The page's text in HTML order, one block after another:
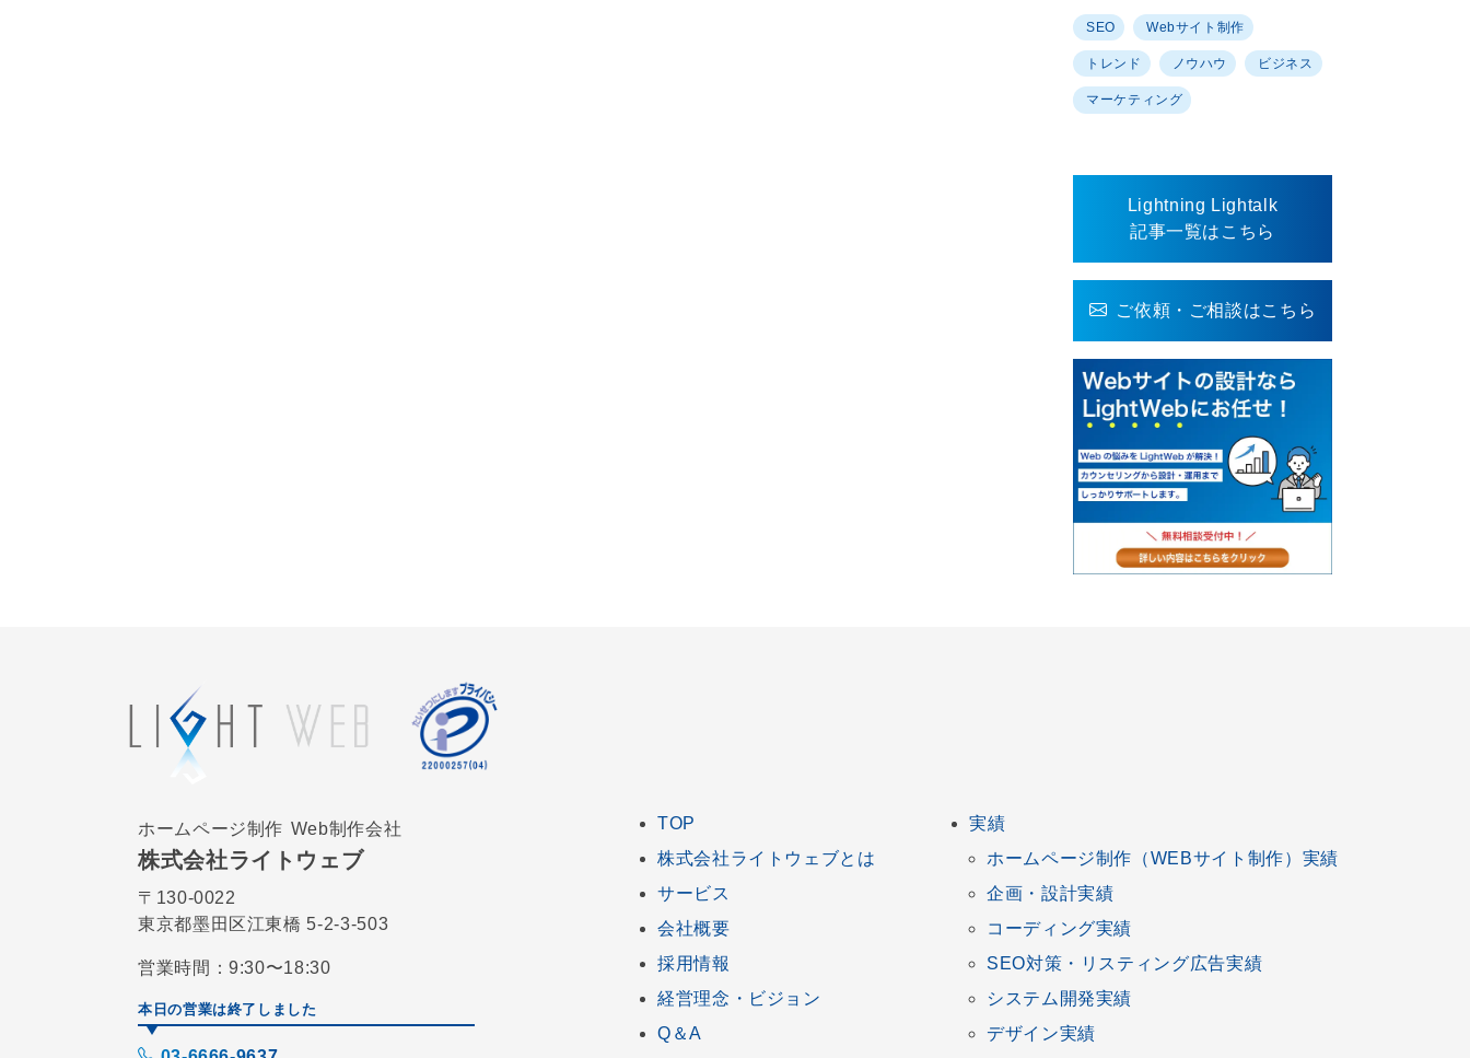
SEO Webサイト制作
トレンド ノウハウ ビジネス
マーケティング
Lightning Lightalk
記事一覧はこちら
ご依頼・ご相談はこちら
ホームページ制作 Web制作会社
株式会社ライトウェブ
〒130-0022
東京都墨田区江東橋 5-2-3-503
営業時間：9:30〜18:30
本日の営業は終了しました
TOP
株式会社ライトウェブとは
サービス
会社概要
採用情報
経営理念・ビジョン
Q＆A
実績
ホームページ制作 （WEBサイト制作）実績
企画 ・ 設計実績
コーディング実績
SEO対策 ・ リスティング広告実績
システム開発実績
デザイン実績